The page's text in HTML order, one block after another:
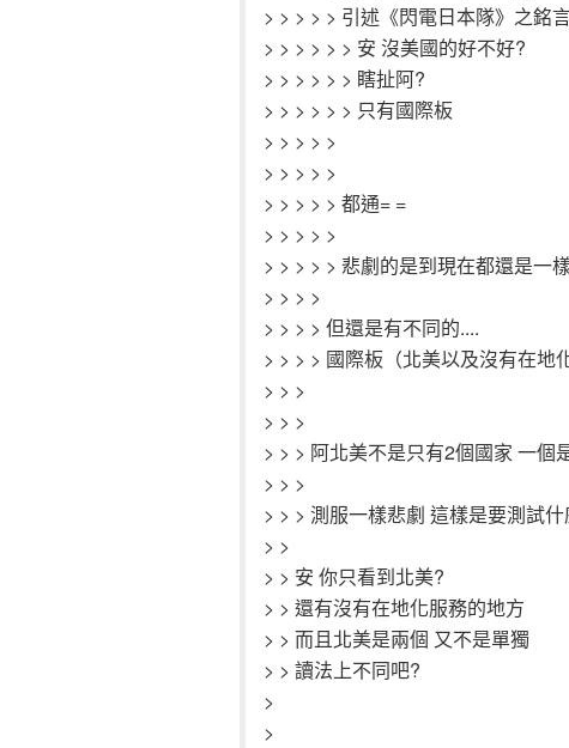
> > > > > 引述《閃電日本隊》之銘言
> > > > > > 安 沒美國的好不好?
> > > > > > 瞎扯阿?
> > > > > > 只有國際板
> > > > >
> > > > >
> > > > > 都通= =
> > > > >
> > > > > 悲劇的是到現在都還是一
> > > >
> > > > 但還是有不同的....
> > > > 國際板（北美以及沒有在地
> > >
> > >
> > > 阿北美不是只有2個國家 一個
> > >
> > > 測服一樣悲劇 這樣是要測試
> >
> > 安 你只看到北美?
> > 還有沒有在地化服務的地方
> > 而且北美是兩個 又不是單獨
> > 讀法上不同吧?
>
>